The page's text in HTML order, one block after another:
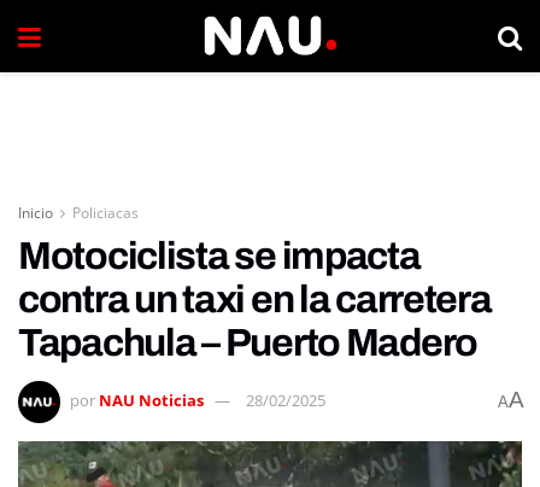
Inicio Policiacas
Motociclista se impacta
contra un taxi en la carretera
Tapachula – Puerto Madero
por NAU Noticias 28/02/2025 AA